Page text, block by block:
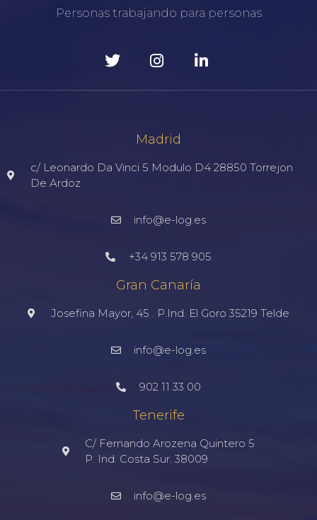
Personas trabajando para personas
Madrid
c/ Leonardo Da Vinci 5 Modulo D4 28850 Torrejon
De Ardoz
info@e-log.es
+34 913 578 905
Gran Canaría
Josefina Mayor, 45 . P.Ind. El Goro 35219 Telde
info@e-log.es
902 11 33 00
Tenerife
C/ Fernando Arozena Quintero 5
P. Ind. Costa Sur. 38009
info@e-log.es